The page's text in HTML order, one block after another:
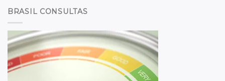
BRASIL CONSULTAS